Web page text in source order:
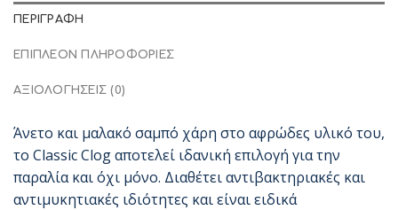
ΠΕΡΙΓΡΑΦΉ
ΕΠΙΠΛΈΟΝ ΠΛΗΡΟΦΟΡΊΕΣ
ΑΞΙΟΛΟΓΉΣΕΙΣ (0)
Άνετο και μαλακό σαμπό χάρη στο αφρώδες υλικό του,
το Classic Clog αποτελεί ιδανική επιλογή για την
παραλία και όχι μόνο. Διαθέτει αντιβακτηριακές και
αντιμυκητιακές ιδιότητες και είναι ειδικά